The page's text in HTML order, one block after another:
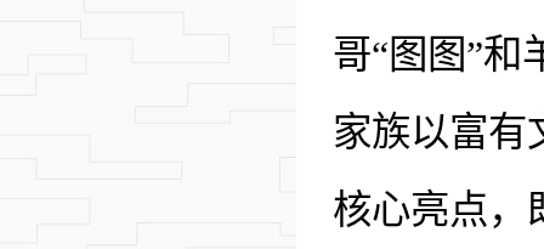
哥“图图”和
家族以富有
核心亮点，